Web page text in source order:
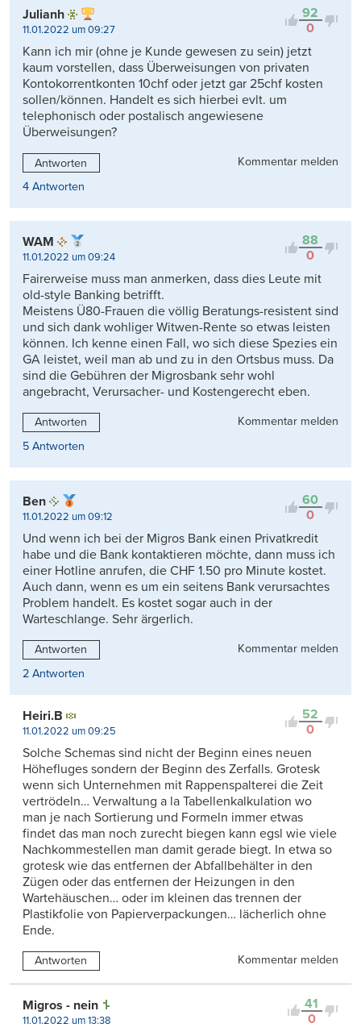
92
0
Julianh
11.01.2022 um 09:27
Kann ich mir (ohne je Kunde gewesen zu sein) jetzt
kaum vorstellen, dass Überweisungen von privaten
Kontokorrentkonten 10chf oder jetzt gar 25chf kosten
sollen/können. Handelt es sich hierbei evlt. um
telephonisch oder postalisch angewiesene
Überweisungen?
Antworten
Kommentar melden
4 Antworten
88
0
WAM
11.01.2022 um 09:24
Fairerweise muss man anmerken, dass dies Leute mit
old-style Banking betrifft.
Meistens Ü80-Frauen die völlig Beratungs-resistent sind
und sich dank wohliger Witwen-Rente so etwas leisten
können. Ich kenne einen Fall, wo sich diese Spezies ein
GA leistet, weil man ab und zu in den Ortsbus muss. Da
sind die Gebühren der Migrosbank sehr wohl
angebracht, Verursacher- und Kostengerecht eben.
Antworten
Kommentar melden
5 Antworten
60
0
Ben
11.01.2022 um 09:12
Und wenn ich bei der Migros Bank einen Privatkredit
habe und die Bank kontaktieren möchte, dann muss ich
einer Hotline anrufen, die CHF 1.50 pro Minute kostet.
Auch dann, wenn es um ein seitens Bank verursachtes
Problem handelt. Es kostet sogar auch in der
Warteschlange. Sehr ärgerlich.
Antworten
Kommentar melden
2 Antworten
52
0
Heiri.B
11.01.2022 um 09:25
Solche Schemas sind nicht der Beginn eines neuen
Höhefluges sondern der Beginn des Zerfalls. Grotesk
wenn sich Unternehmen mit Rappenspalterei die Zeit
vertrödeln… Verwaltung a la Tabellenkalkulation wo
man je nach Sortierung und Formeln immer etwas
findet das man noch zurecht biegen kann egsl wie viele
Nachkommestellen man damit gerade biegt. In etwa so
grotesk wie das entfernen der Abfallbehälter in den
Zügen oder das entfernen der Heizungen in den
Wartehäuschen… oder im kleinen das trennen der
Plastikfolie von Papierverpackungen… lächerlich ohne
Ende.
Antworten Kommentar melden
41
0
Migros - nein
11.01.2022 um 13:38